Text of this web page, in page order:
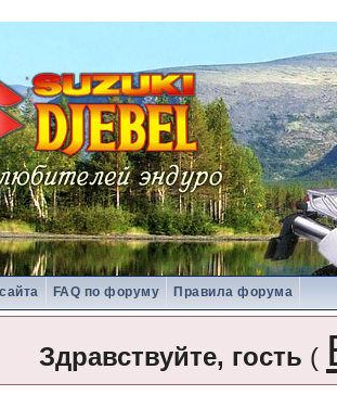
FAQ по форуму Правила форума
Здравствуйте, гость (